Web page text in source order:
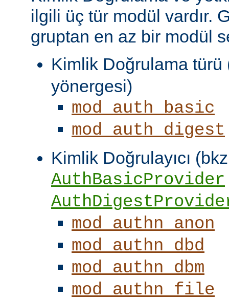
ilgili üç tür modül vardır.
gruptan en az bir modül
Kimlik Doğrulama
yönergesi)
mod_auth_basic
mod_auth_digest
Kimlik Doğrulayıcı
AuthBasicProvider
mod_authn_anon
mod_authn_dbd
mod_authn_dbm
mod_authn_file